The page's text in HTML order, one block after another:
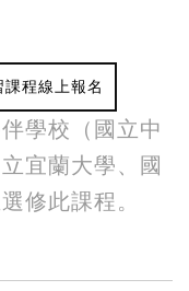
課程線上報名
學校（國立中
宜蘭大學、國
修此課程。